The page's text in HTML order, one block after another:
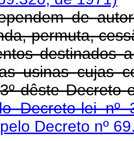
de
permuta,
destinados
usinas cujas
dêste Decreto
Decreto-lei
Decreto nº